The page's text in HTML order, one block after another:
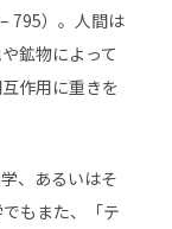
795）。人間は
鉱物によって
作用に重きを
、あるいはそ
もまた、「テ